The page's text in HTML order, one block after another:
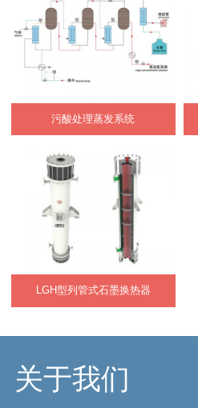
污酸处理蒸发系统
LGH型列管式石墨换热器
关于我们